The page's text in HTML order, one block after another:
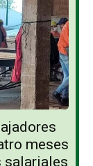
meses
salariales